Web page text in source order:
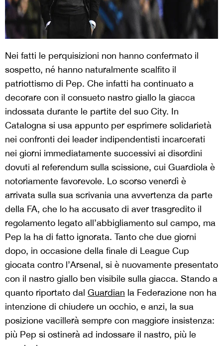
Nei fatti le perquisizioni non hanno confermato il
sospetto, né hanno naturalmente scalfito il
patriottismo di Pep. Che infatti ha continuato a
decorare con il consueto nastro giallo la giacca
indossata durante le partite del suo City. In
Catalogna si usa appunto per esprimere solidarietà
nei confronti dei leader indipendentisti incarcerati
nei giorni immediatamente successivi ai disordini
dovuti al referendum sulla scissione, cui Guardiola è
notoriamente favorevole. Lo scorso venerdì è
arrivata sulla sua scrivania una avvertenza da parte
della FA, che lo ha accusato di aver trasgredito il
regolamento legato all’abbigliamento sul campo, ma
Pep la ha di fatto ignorata. Tanto che due giorni
dopo, in occasione della finale di League Cup
giocata contro l’Arsenal, si è nuovamente presentato
con il nastro giallo ben visibile sulla giacca. Stando a
quanto riportato dal Guardian la Federazione non ha
intenzione di chiudere un occhio, e anzi, la sua
posizione vacillerà sempre con maggiore insistenza:
più Pep si ostinerà ad indossare il nastro, più le